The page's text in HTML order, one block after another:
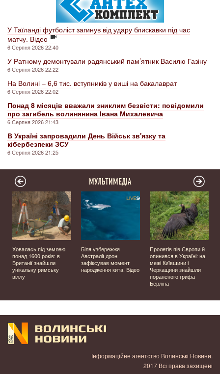
У Таїланді футболіст загинув від удару блискавки під час
матчу. Відео
6 Серпня 2026 22:40
У Ратному демонтували радянський пам’ятник Василю Газіну
6 Серпня 2026 22:22
На Волині – 6,6 тис. вступників у виші на бакалаврат
6 Серпня 2026 22:02
Понад 8 місяців вважали зниклим безвісти: повідомили
про загибель волинянина Івана Михалевича
6 Серпня 2026 21:43
В Україні запровадили День Військ зв'язку та
кібербезпеки ЗСУ
6 Серпня 2026 21:25
МУЛЬТИМЕДІА
Ховалась під землею
понад 1600 років: в
Британії знайшли
унікальну римську
віллу
Біля узбережжя
Австралії дрон
зафіксував момент
народження кита. Відео
Пролетів пів Європи й
опинився в Україні: на
межі Київщини і
Черкащини знайшли
пораненого грифа
Берліна
Інформаційне агентство Волинські Новини.
2017 Всі права захищені